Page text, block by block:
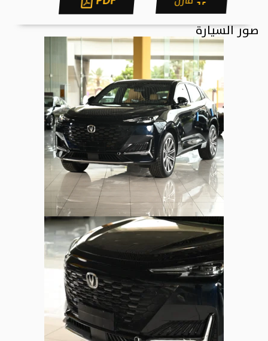
صور السيارة